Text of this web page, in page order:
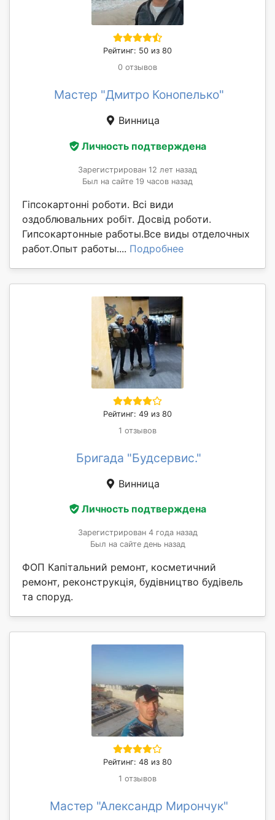
Рейтинг: 50 из 80
0 отзывов
Мастер "Дмитро Конопелько"
Винница
Личность подтверждена
Зарегистрирован 12 лет назад
Был на сайте 19 часов назад
Гіпсокартонні роботи. Всі види
оздоблювальних робіт. Досвід роботи.
Гипсокартонные работы.Все виды отделочных
работ.Опыт работы.... Подробнее
Рейтинг: 49 из 80
1 отзывов
Бригада "Будсервис."
Винница
Личность подтверждена
Зарегистрирован 4 года назад
Был на сайте день назад
ФОП Капітальний ремонт, косметичний
ремонт, реконструкція, будівництво будівель
та споруд.
Рейтинг: 48 из 80
1 отзывов
Мастер "Александр Мирончук"